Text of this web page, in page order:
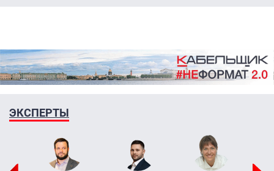
ЭКСПЕРТЫ